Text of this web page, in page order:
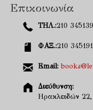
Επικοινωνία
ΤΗΛ.:210
ΦΑΞ.:210
Email:
Διεύθυνση:
Ηρακλειδών